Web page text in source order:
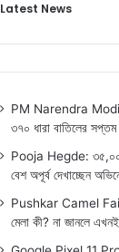
Latest News
PM Narendra Modi:
৩৭০ ধারা বাতিলের সপ্তম
Pooja Hegde: ৩৫,০০০
বেশ অপূর্ব দেখাচ্ছেন
Pushkar Camel
মেলা কী? না জানলে